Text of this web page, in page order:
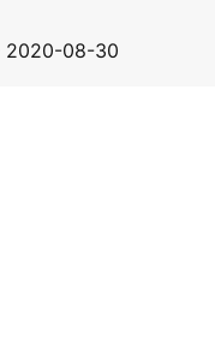
2020-08-30